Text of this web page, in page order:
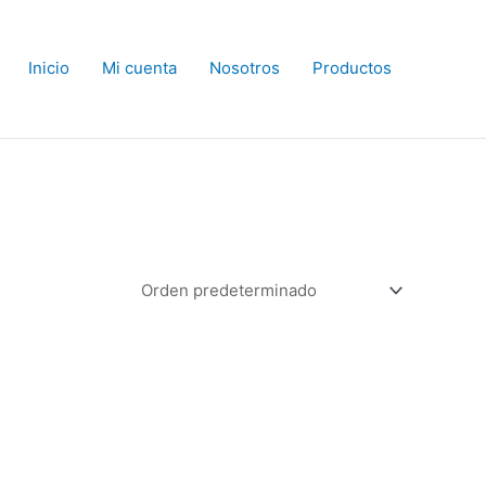
Inicio Mi cuenta Nosotros Productos